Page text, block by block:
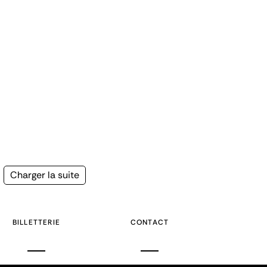
Page
Charger la suite
BILLETTERIE CONTACT